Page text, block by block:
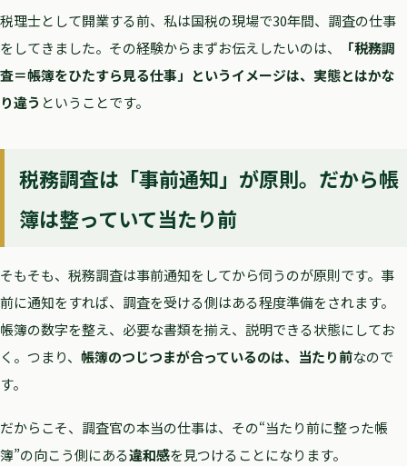
税理士として開業する前、私は国税の現場で30年間、調査の仕事
をしてきました。その経験からまずお伝えしたいのは、
「税務調
査＝帳簿をひたすら見る仕事」というイメージは、実態とはかな
り違う ということです。
税務調査は「事前通知」が原則。だから帳
簿は整っていて当たり前
そもそも、税務調査は事前通知をしてから伺うのが原則です。事
前に通知をすれば、調査を受ける側はある程度準備をされます。
帳簿の数字を整え、必要な書類を揃え、説明できる状態にしてお
く。つまり、 帳簿のつじつまが合っているのは、当たり前なので
す。
だからこそ、調査官の本当の仕事は、その“当たり前に整った帳
簿”の向こう側にある違和感を見つけることになります。